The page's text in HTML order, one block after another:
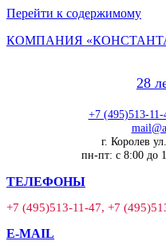
Перейти к содержимому
КОМПАНИЯ
28
+7 (495)513-11-
г. Королев
пн-пт: с 8:00 до
ТЕЛЕФОНЫ
+7 (495)513-11-47, +7
E-MAIL